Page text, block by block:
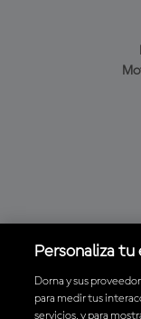
Personaliza tu
Dorna y sus
para medir tus
servicios, y para